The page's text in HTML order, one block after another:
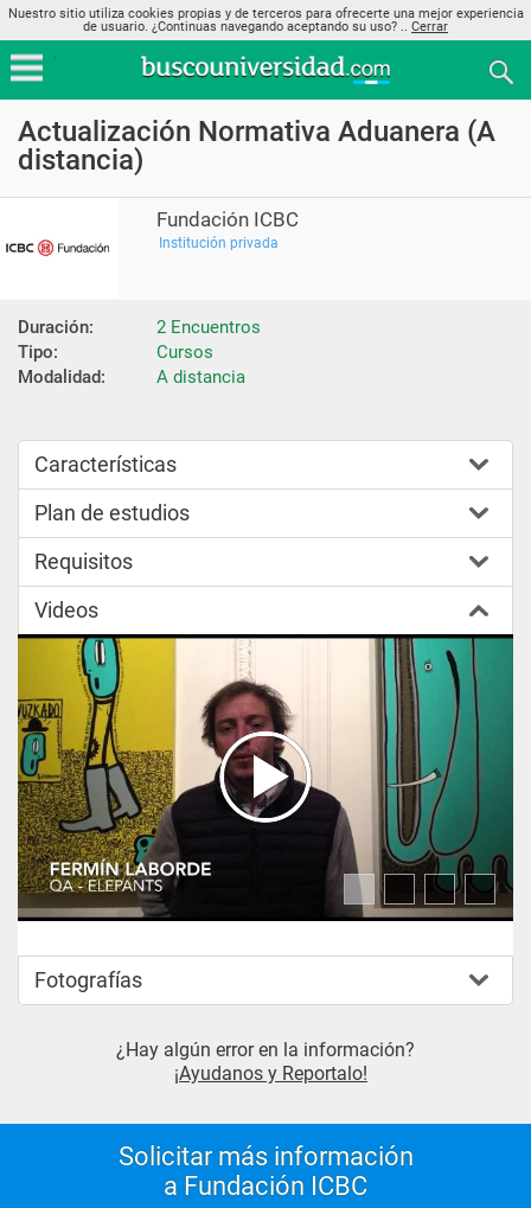
Nuestro sitio utiliza cookies propias y de terceros para ofrecerte una mejor experiencia
de usuario. ¿Continuas navegando aceptando su uso? .. Cerrar
Actualización Normativa Aduanera (A
distancia)
Fundación ICBC
Institución privada
Duración:
2 Encuentros
Tipo:
Cursos
Modalidad:
A distancia
Características
Plan de estudios
Requisitos
Videos
Fotografías
¿Hay algún error en la información?
¡Ayudanos y Reportalo!
Solicitar más información
a Fundación ICBC